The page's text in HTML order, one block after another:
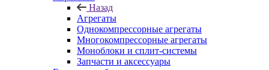
Назад
Агрегаты
Однокомпрессорные агрегаты
Многокомпрессорные агрегаты
Моноблоки и сплит-системы
Запчасти и аксессуары